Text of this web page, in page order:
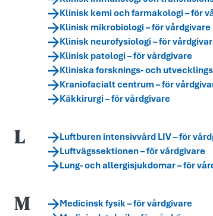
Klinisk kemi och farmakologi – för
Klinisk mikrobiologi – för vårdgivare
Klinisk neurofysiologi – för
Klinisk patologi – för vårdgivare
Kliniska forsknings- och
Kraniofacialt centrum – för
Käkkirurgi – för vårdgivare
L
Luftburen intensivvård LIV – för
Luftvägssektionen – för vårdgivare
Lung- och allergisjukdomar – för
M
Medicinsk fysik – för vårdgivare